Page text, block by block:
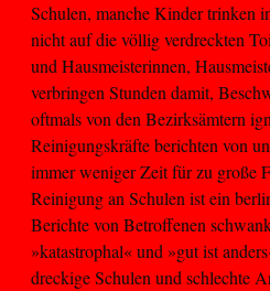
Schulen, manche Kinder trinken
nicht auf die völlig verdreckten
und Hausmeisterinnen,
verbringen Stunden damit,
oftmals von den Bezirksämtern
Reinigungskräfte berichten von
immer weniger Zeit für zu große
Reinigung an Schulen ist ein
Berichte von Betroffenen
»katastrophal« und »gut ist
dreckige Schulen und schlechte